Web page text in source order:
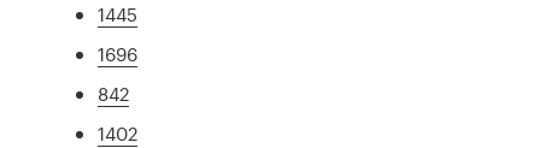
1445
1696
842
1402